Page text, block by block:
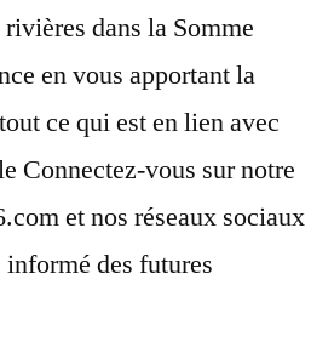
dans la Somme
en vous apportant la
ce qui est en lien avec
Connectez-vous sur notre
et nos réseaux sociaux
informé des futures